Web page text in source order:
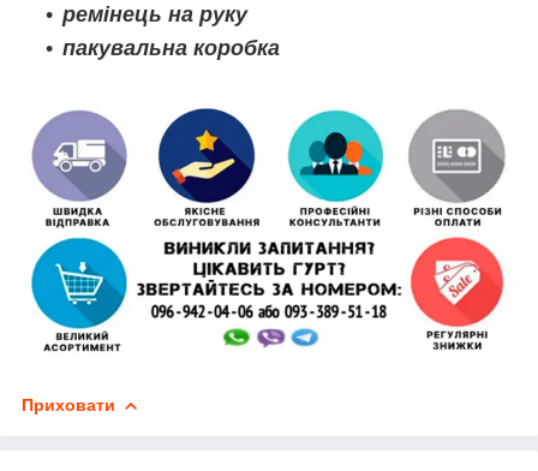
ремінець на руку
пакувальна коробка
Приховати